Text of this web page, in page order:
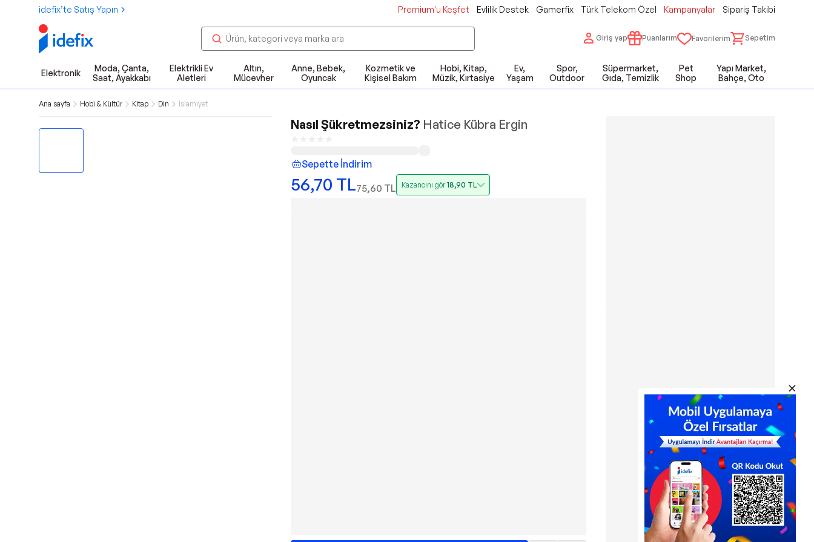
idefix’te Satış Yapın Premium'u Keşfet Evlilik Destek Gamerfix Türk Telekom Özel Kampanyalar Sipariş Takibi
Giriş yap Puanlarım Favorilerim Sepetim
Elektronik
Moda, Çanta,
Saat, Ayakkabı
Elektrikli Ev
Aletleri
Altın,
Mücevher
Anne, Bebek,
Oyuncak
Kozmetik ve
Kişisel Bakım
Hobi, Kitap,
Müzik, Kırtasiye
Ev,
Yaşam
Spor,
Outdoor
Süpermarket,
Gıda, Temizlik
Pet
Shop
Yapı Market,
Bahçe, Oto
Ana sayfa Hobi & Kültür Kitap Din İslamiyet
Nasıl Şükretmezsiniz? Hatice Kübra Ergin
Sepette İndirim
56,70 TL75,60 TL Kazancını gör18,90 TL